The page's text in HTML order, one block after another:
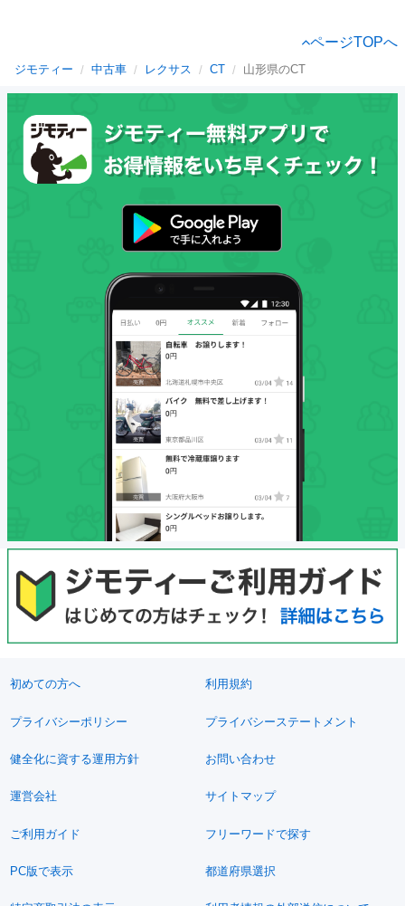
ページTOPへ
ジモティー 中古車 レクサス CT 山形県のCT
初めての方へ 利用規約
プライバシーポリシー プライバシーステートメント
健全化に資する運用方針 お問い合わせ
運営会社 サイトマップ
ご利用ガイド フリーワードで探す
PC版で表示 都道府県選択